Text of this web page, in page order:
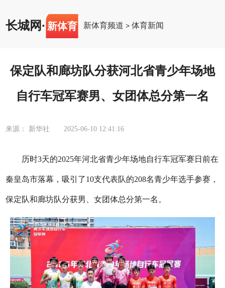
长城网· 新体育 新体育频道 >体育新闻
保定队和廊坊队分获河北省青少年场地
自行车冠军赛男、女团体总分第一名
来源： 新华社 2025-06-10 12:41:16
历时3天的2025年河北省青少年场地自行车冠军赛日前在
秦皇岛市落幕，吸引了10支代表队的208名青少年选手参赛，
保定队和廊坊队分获男、女团体总分第一名。